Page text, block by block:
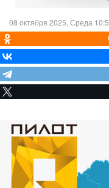
08 октября 2025, Среда